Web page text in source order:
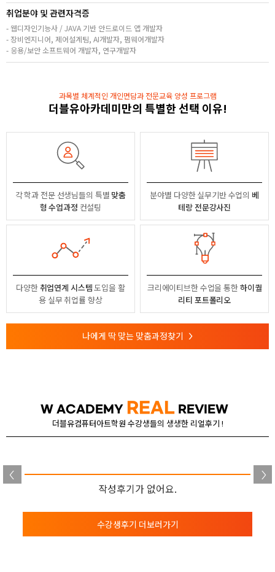
취업분야 및 관련자격증
- 웹디자인기능사 / JAVA 기반 안드로이드 앱 개발자
- 장비엔지니어, 제어설계팀, AI개발자, 펌웨어개발자
- 응용/보안 소프트웨어 개발자, 연구개발자
과목별 체계적인 개인면담과 전문교육 양성 프로그램
더블유아카데미만의 특별한 선택 이유!
각 학과 전문 선생님들의 특별 맞춤
형 수업과정 컨설팅
분야별 다양한 실무기반 수업의 베
테랑 전문강사진
다양한취업연계 시스템도입을 활
용실무 취업률 향상
크리에이티브한 수업을 통한하이퀄
리티 포트폴리오
나에게 딱 맞는 맞춤과정찾기 >
W ACADEMY REAL REVIEW
더블유컴퓨터아트학원 수강생들의 생생한 리얼후기 !
작성후기가 없어요.
수강생후기 더보러가기